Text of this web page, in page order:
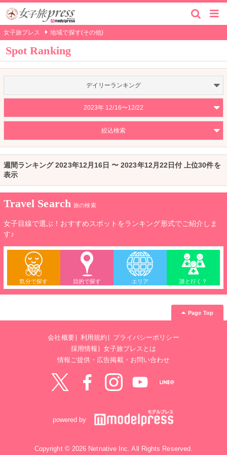
女子旅プレス 地域で探す(その他)
Spot Ranking
デイリーランキング
2023年 12/16〜12/22
絞込検索
週間ランキング 2023年12月16日 〜 2023年12月22日付 上位30件を
表示
Travel Search 旅の検索
女子目線で選ぶ！おすすめスポットをランキング形式でご紹介しま
す♪
気分で探す 目的で探す エリア 誰と行く？
Page Top
会社概要 利用規約
プライバシーポリシー
採用情報
女子旅プレスとは
情報ご提供・広告掲載・お問い合わせ
powered by
Copyright © 2026 Netnative Inc. All Rights Reserved.